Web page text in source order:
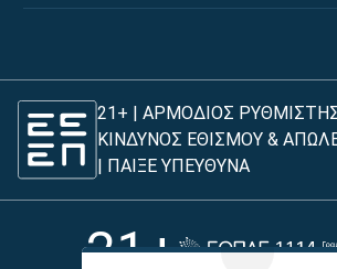
21+ | ΑΡΜΟΔΙΟΣ ΡΥΘΜΙΣΤΗΣ
ΚΙΝΔΥΝΟΣ ΕΘΙΣΜΟΥ &
ΠΑΙΞΕ ΥΠΕΥΘΥΝΑ
21+